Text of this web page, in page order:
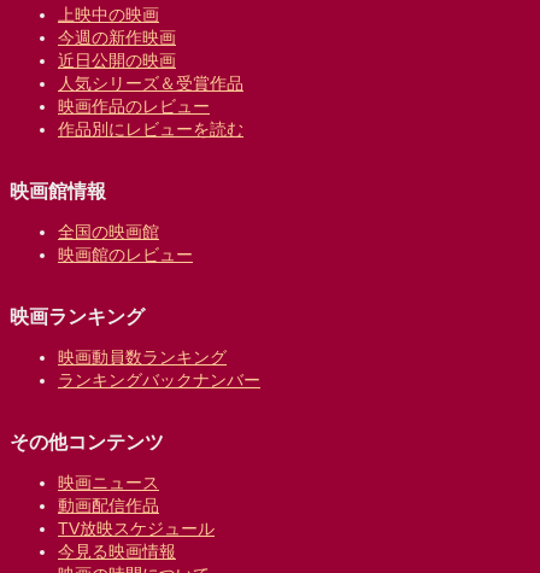
上映中の映画
今週の新作映画
近日公開の映画
人気シリーズ＆受賞作品
映画作品のレビュー
作品別にレビューを読む
映画館情報
全国の映画館
映画館のレビュー
映画ランキング
映画動員数ランキング
ランキングバックナンバー
その他コンテンツ
映画ニュース
動画配信作品
TV放映スケジュール
今見る映画情報